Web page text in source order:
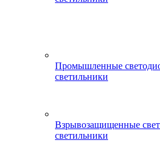
Промышленные
светильники
Взрывозащищенные
светильники